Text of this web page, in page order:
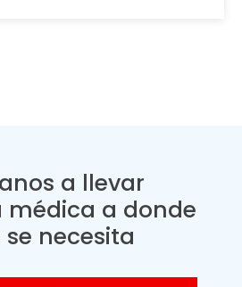
a llevar
médica a donde
necesita